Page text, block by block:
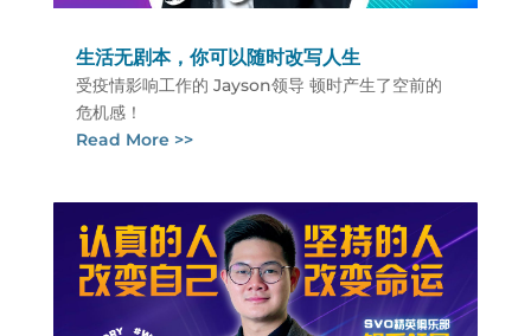
生活无剧本，你可以随时改写人生
受疫情影响工作的 Jayson领导 顿时产生了空前的
危机感！
Read More >>